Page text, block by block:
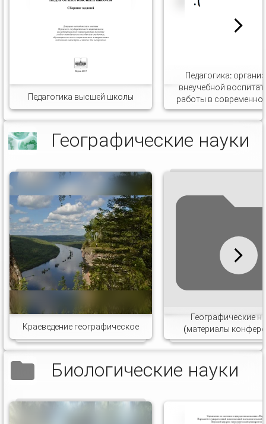
Педагогика высшей школы
Педагогика:
внеучебной
работы в
Географические науки
Краеведение географическое
Географические
(материалы
Биологические науки